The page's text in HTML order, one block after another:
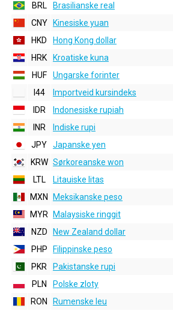
BRL
Brasilianske real
CNY
Kinesiske yuan
HKD
Hong Kong dollar
HRK
Kroatiske kuna
HUF
Ungarske forinter
I44
Importveid kursindeks
IDR
Indonesiske rupiah
INR
Indiske rupi
JPY
Japanske yen
KRW Sørkoreanske won
LTL
Litauiske litas
MXN
Meksikanske peso
MYR
Malaysiske ringgit
NZD
New Zealand dollar
PHP
Filippinske peso
PKR
Pakistanske rupi
PLN
Polske zloty
RON
Rumenske leu